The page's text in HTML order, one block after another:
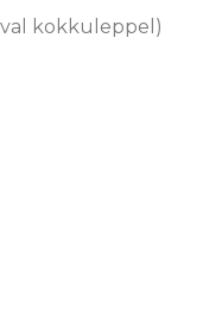
kokkuleppel)